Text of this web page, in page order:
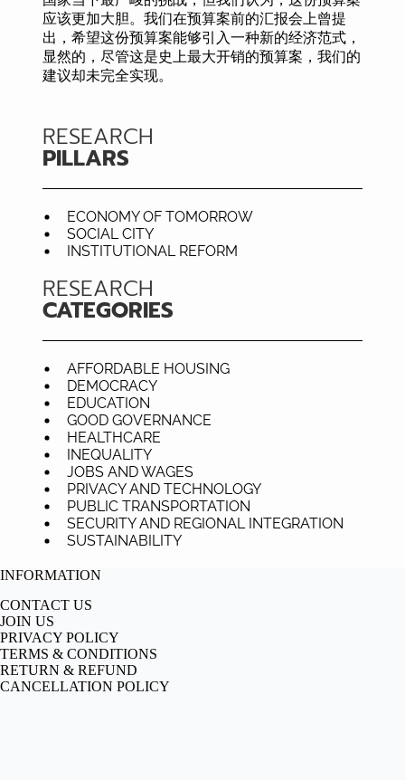
应该更加大胆。我们在预算案前的汇报会上曾提
出，希望这份预算案能够引入一种新的经济范式，
显然的，尽管这是史上最大开销的预算案，我们的
建议却未完全实现。
RESEARCH
PILLARS
ECONOMY OF TOMORROW
SOCIAL CITY
INSTITUTIONAL REFORM
RESEARCH
CATEGORIES
AFFORDABLE HOUSING
DEMOCRACY
EDUCATION
GOOD GOVERNANCE
HEALTHCARE
INEQUALITY
JOBS AND WAGES
PRIVACY AND TECHNOLOGY
PUBLIC TRANSPORTATION
SECURITY AND REGIONAL INTEGRATION
SUSTAINABILITY
INFORMATION
CONTACT US
JOIN US
PRIVACY POLICY
TERMS & CONDITIONS
RETURN & REFUND
CANCELLATION POLICY